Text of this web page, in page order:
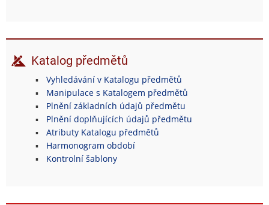
Katalog předmětů
Vyhledávání v Katalogu předmětů
Manipulace s Katalogem předmětů
Plnění základních údajů předmětu
Plnění doplňujících údajů předmětu
Atributy Katalogu předmětů
Harmonogram období
Kontrolní šablony